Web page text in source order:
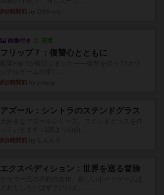
約2時間前
画像付き 充実
フリップ７：復讐心とともに
約2時間前
アズール：シントラのステンドグラス
約3時間前
エクスペディション：世界を巡る冒険